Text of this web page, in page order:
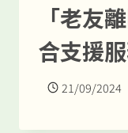
「老友
合支援
21/09/2024